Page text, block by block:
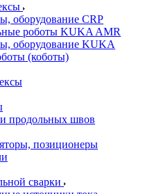
оборудование CRP
роботы KUKA AMR
оборудование KUKA
(коботы)
продольных швов
позиционеры
сварки